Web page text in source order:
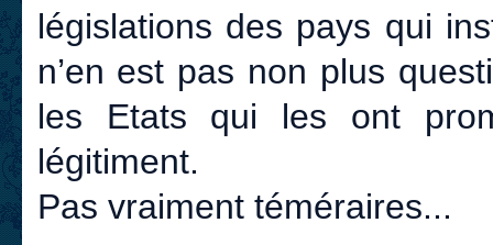
législations des pays qui
n’en est pas non plus
les Etats qui les ont
légitiment.
Pas vraiment téméraires...